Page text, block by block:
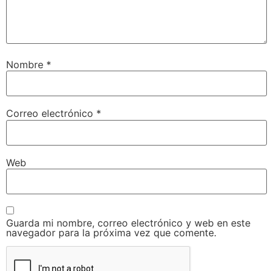
Nombre *
Correo electrónico *
Web
Guarda mi nombre, correo electrónico y web en este
navegador para la próxima vez que comente.